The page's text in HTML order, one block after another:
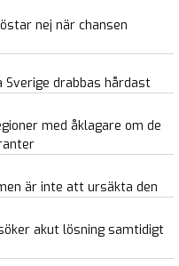
nej när chansen
drabbas hårdast
med åklagare om de
är inte att ursäkta den
akut lösning samtidigt